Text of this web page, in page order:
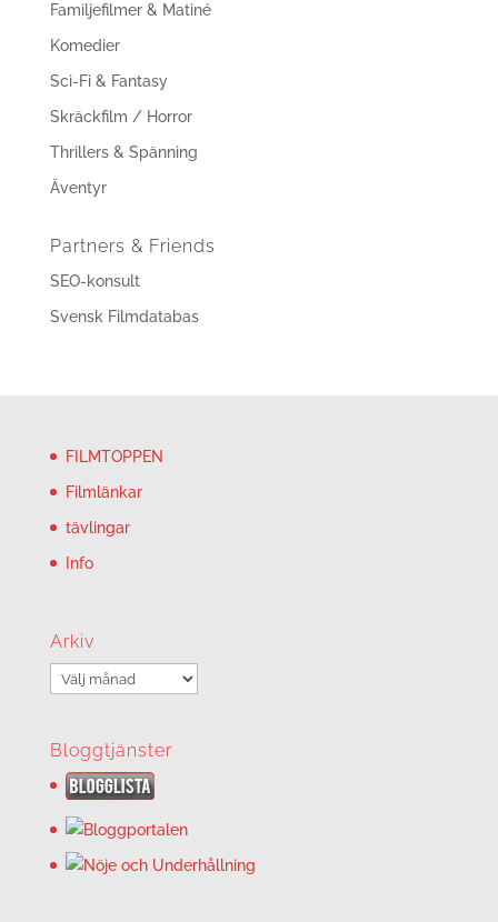
Familjefilmer & Matiné
Komedier
Sci-Fi & Fantasy
Skräckfilm / Horror
Thrillers & Spänning
Äventyr
Partners & Friends
SEO-konsult
Svensk Filmdatabas
FILMTOPPEN
Filmlänkar
tävlingar
Info
Arkiv
Arkiv
Bloggtjänster